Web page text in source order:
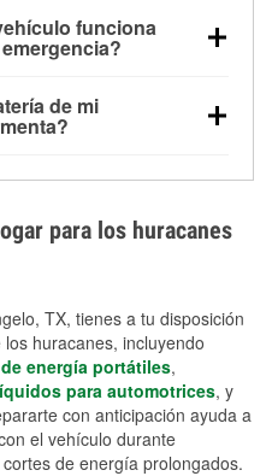
de respaldo para
del motor y pueden
puede provocar una
funciona
porque son
y más
de mi
el agua estancada y
de respaldo son
efectivas.
para los huracanes
TX, tienes a tu disposición
huracanes, incluyendo
energía portátiles,
para automotrices, y
con anticipación ayuda a
el vehículo durante
de energía prolongados.